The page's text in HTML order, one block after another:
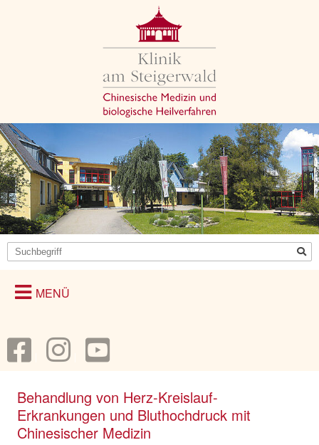
Behandlung von Herz-Kreislauf-
Erkrankungen und Bluthochdruck mit
Chinesischer Medizin